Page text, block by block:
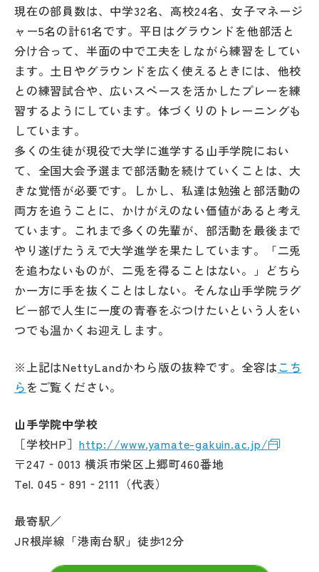
現在の部員数は、中学32名、高校24名、女子マネージ
ャー5名の計61名です。平日はグラウンドを他部活と
分け合って、半面の中で工夫をしながら練習をしてい
ます。土日やグラウンドを広く使えるときには、他校
との練習試合や、広いスペースを活かしたプレーを練
習するようにしています。体づくりのトレーニングも
しています。
多くの生徒が現役で大学に進学する山手学院におい
て、全国大会予選まで部活動を続けていくことは、大
きな覚悟が必要です。しかし、私達は勉強と部活動の
両方を追うことに、かけがえのない価値があると考え
ています。これまで多くの先輩が、部活動を最後まで
やり遂げたうえで大学進学を果たしています。「二兎
を追わないものが、二兎を得ることはない。」どちら
か一方に手を抜くことはしない。そんな山手学院ラグ
ビー部で人生に一度の青春をぶつけたいという人をい
つでも温かくお迎えします。
※上記はNettyLandかわら版の抜粋です。全容はこち
ら をご覧ください。
山手学院中学校
［学校HP］ http://www.yamate-gakuin.ac.jp/
〒247‐0013 横浜市栄区上郷町460番地
Tel. 045‐891‐2111（代表）
最寄駅／
JR根岸線「港南台駅」徒歩12分